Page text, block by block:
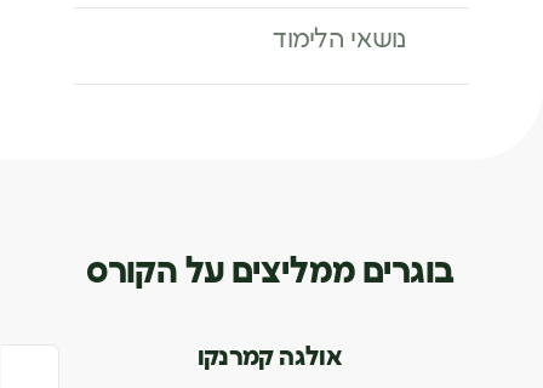
נושאי הלימוד
בוגרים ממליצים על הקורס
אולגה קמרנקו